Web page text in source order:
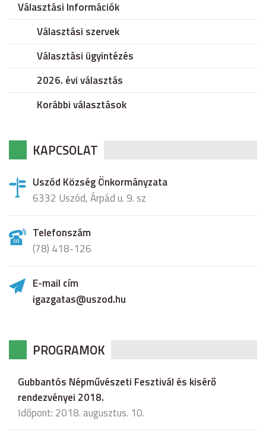
Választási Információk
Választási szervek
Választási ügyintézés
2026. évi választás
Korábbi választások
KAPCSOLAT
Uszód Község Önkormányzata
6332 Uszód, Árpád u. 9. sz
Telefonszám
(78) 418-126
E-mail cím
igazgatas@uszod.hu
PROGRAMOK
Gubbantós Népművészeti Fesztivál és kisérő
rendezvényei 2018.
Időpont: 2018. augusztus. 10.